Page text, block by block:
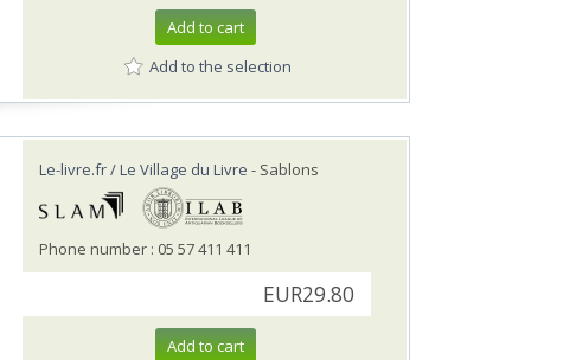
Add to cart
Add to the selection
Le-livre.fr / Le Village du Livre - Sablons
Phone number : 05 57 411 411
EUR29.80
Add to cart